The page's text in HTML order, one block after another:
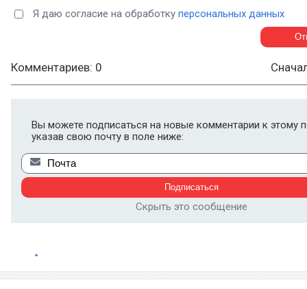
Я даю согласие на обработку персональных данных
Комментариев: 0
Вы можете подписаться на новые комментарии к этому
указав свою почту в поле ниже:
Скрыть это сообщение